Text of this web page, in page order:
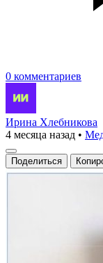
0 комментариев
Ирина Хлебникова
4 месяца назад •
Поделиться